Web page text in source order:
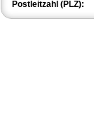
Postleitzahl (PLZ):